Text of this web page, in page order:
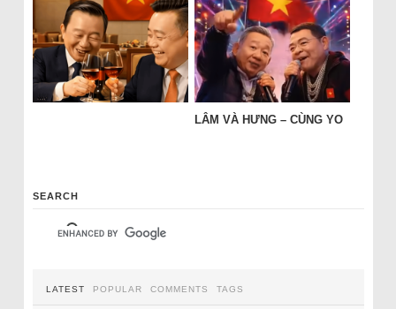
LÂM VÀ HƯNG – CÙNG YO
SEARCH
LATEST POPULAR COMMENTS TAGS